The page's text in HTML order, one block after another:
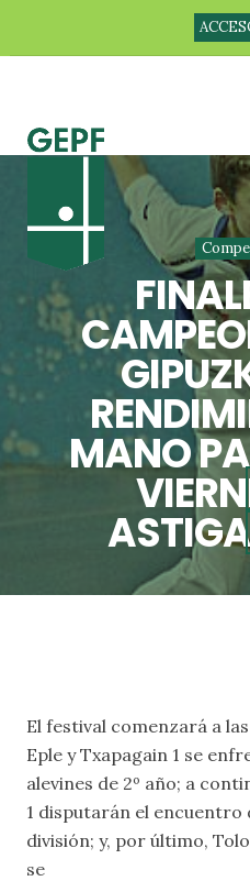
MANO
El festival comenzará a
Eple y Txapagain 1 se
alevines de 2º año; a
1 disputarán el encuentro
división; y, por último,
se